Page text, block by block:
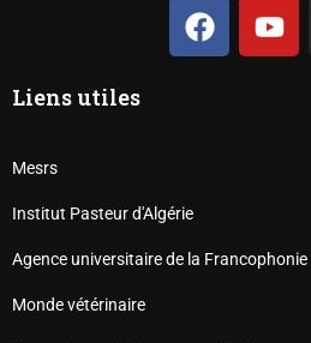
Liens utiles
Mesrs
Institut Pasteur d'Algérie
Agence universitaire de la Francophonie
Monde vétérinaire